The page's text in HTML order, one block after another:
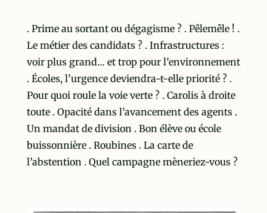
. Prime au sortant ou dégagisme ? . Pêlemêle ! .
Le métier des candidats ? . Infrastructures :
voir plus grand… et trop pour l’environnement
. Écoles, l’urgence deviendra-t-elle priorité ? .
Pour quoi roule la voie verte ? . Carolis à droite
toute . Opacité dans l’avancement des agents .
Un mandat de division . Bon élève ou école
buissonnière . Roubines . La carte de
l’abstention . Quel campagne mèneriez-vous ?